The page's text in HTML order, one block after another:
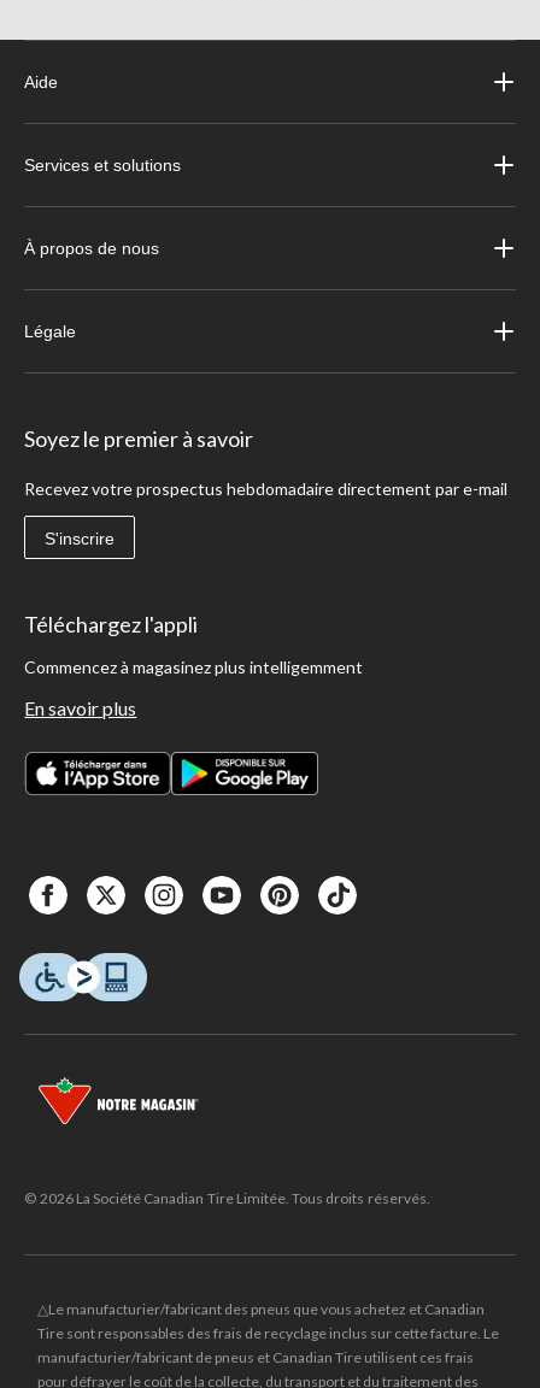
Aide
Services et solutions
À propos de nous
Légale
Soyez le premier à savoir
Recevez votre prospectus hebdomadaire directement par e-mail
S'inscrire
Téléchargez l'appli
Commencez à magasinez plus intelligemment
En savoir plus
© 2026 La Société Canadian Tire Limitée. Tous droits réservés.
△Le manufacturier/fabricant des pneus que vous achetez et Canadian
Tire sont responsables des frais de recyclage inclus sur cette facture. Le
manufacturier/fabricant de pneus et Canadian Tire utilisent ces frais
pour défrayer le coût de la collecte, du transport et du traitement des